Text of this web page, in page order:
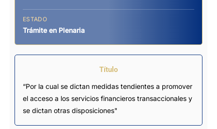
ESTADO
Trámite en Plenaria
Título
“Por la cual se dictan medidas tendientes a promover
el acceso a los servicios financieros transaccionales y
se dictan otras disposiciones"